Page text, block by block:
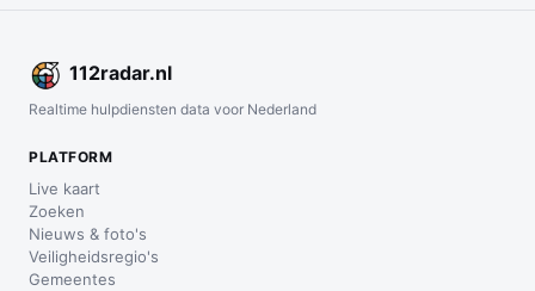
112radar.nl
Realtime hulpdiensten data voor Nederland
PLATFORM
Live kaart
Zoeken
Nieuws & foto's
Veiligheidsregio's
Gemeentes